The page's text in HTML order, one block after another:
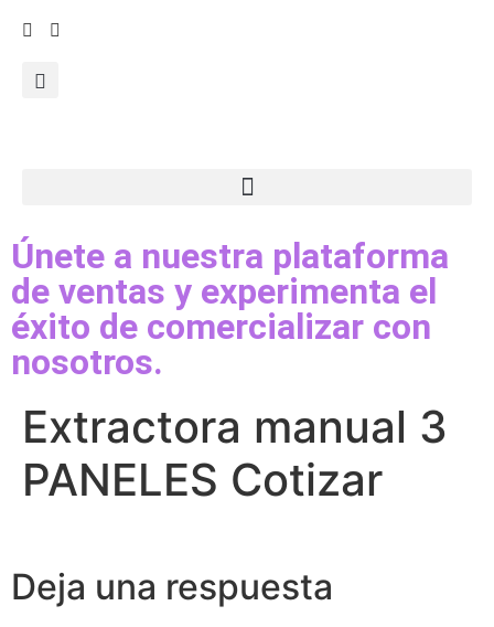
Únete a nuestra plataforma
de ventas y experimenta el
éxito de comercializar con
nosotros.
Extractora manual 3
PANELES Cotizar
Deja una respuesta